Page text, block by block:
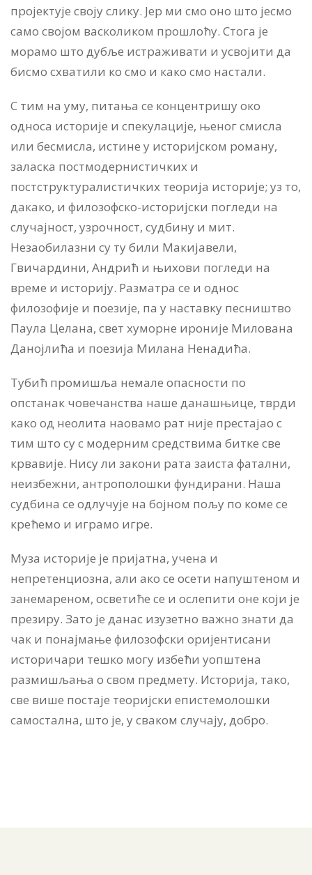
пројектује своју слику. Јер ми смо оно што јесмо
само својом васколиком прошлоћу. Стога је
морамо што дубље истраживати и усвојити да
бисмо схватили ко смо и како смо настали.
С тим на уму, питања се концентришу око
односа историје и спекулације, њеног смисла
или бесмисла, истине у историјском роману,
заласка постмодернистичких и
постструктуралистичких теорија историје; уз то,
дакако, и филозофско-историјски погледи на
случајност, узрочност, судбину и мит.
Незаобилазни су ту били Макијавели,
Гвичардини, Андрић и њихови погледи на
време и историју. Разматра се и однос
филозофије и поезије, па у наставку песништво
Паула Целана, свет хуморне ироније Милована
Данојлића и поезија Милана Ненадића.
Тубић промишља немале опасности по
опстанак човечанства наше данашњице, тврди
како од неолита наовамо рат није престајао с
тим што су с модерним средствима битке све
крвавије. Нису ли закони рата заиста фатални,
неизбежни, антрополошки фундирани. Наша
судбина се одлучује на бојном пољу по коме се
крећемо и играмо игре.
Муза историје је пријатна, учена и
непретенциозна, али ако се осети напуштеном и
занемареном, осветиће се и ослепити оне који је
презиру. Зато је данас изузетно важно знати да
чак и понајмање филозофски оријентисани
историчари тешко могу избећи уопштена
размишљања о свом предмету. Историја, тако,
све више постаје теоријски епистемолошки
самостална, што је, у сваком случају, добро.